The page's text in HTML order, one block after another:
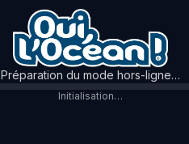
Préparation du mode hors-ligne…
Initialisation…